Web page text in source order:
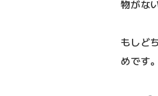
物がな
もしど
めです